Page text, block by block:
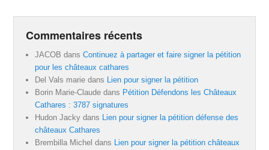
Commentaires récents
JACOB dansContinuez à partager et faire signer la pétition
pour les châteaux cathares
Del Vals marie dans Lien pour signer la pétition
Borin Marie-Claude dans Pétition Défendons les Châteaux
Cathares : 3787 signatures
Hudon Jacky dans Lien pour signer la pétition défense des
châteaux Cathares
Brembilla Michel dans Lien pour signer la pétition châteaux